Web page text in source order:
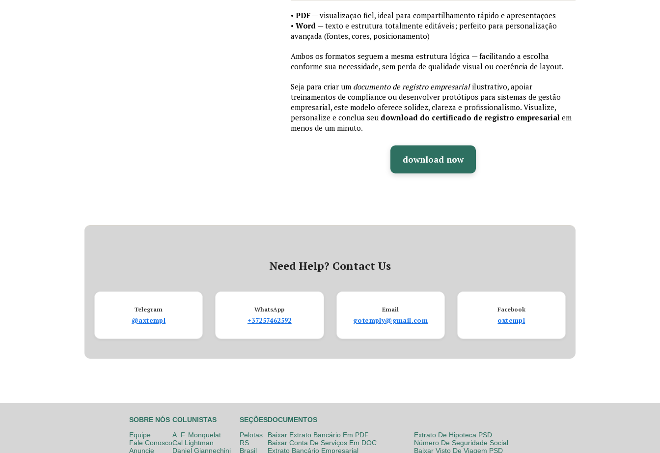
• PDF — visualização fiel, ideal para compartilhamento rápido e apresentações
• Word — texto e estrutura totalmente editáveis; perfeito para personalização
avançada (fontes, cores, posicionamento)
Ambos os formatos seguem a mesma estrutura lógica — facilitando a escolha
conforme sua necessidade, sem perda de qualidade visual ou coerência de layout.
Seja para criar um documento de registro empresarialilustrativo, apoiar
treinamentos de compliance ou desenvolver protótipos para sistemas de gestão
empresarial, este modelo oferece solidez, clareza e profissionalismo. Visualize,
personalize e conclua seu download do certificado de registro empresarial em
menos de um minuto.
download now
Need Help? Contact Us
Telegram
@axtempl
WhatsApp
+37257462592
Email
gotemply@gmail.com
Facebook
oxtempl
SOBRE NÓS
Equipe
Fale Conosco
Anuncie
COLUNISTAS
A. F. Monquelat
Cal Lightman
Daniel Giannechini
SEÇÕES
Pelotas
RS
Brasil
DOCUMENTOS
Baixar Extrato Bancário Em PDF
Baixar Conta De Serviços Em DOC
Extrato Bancário Empresarial
Extrato De Hipoteca PSD
Número De Seguridade Social
Baixar Visto De Viagem PSD